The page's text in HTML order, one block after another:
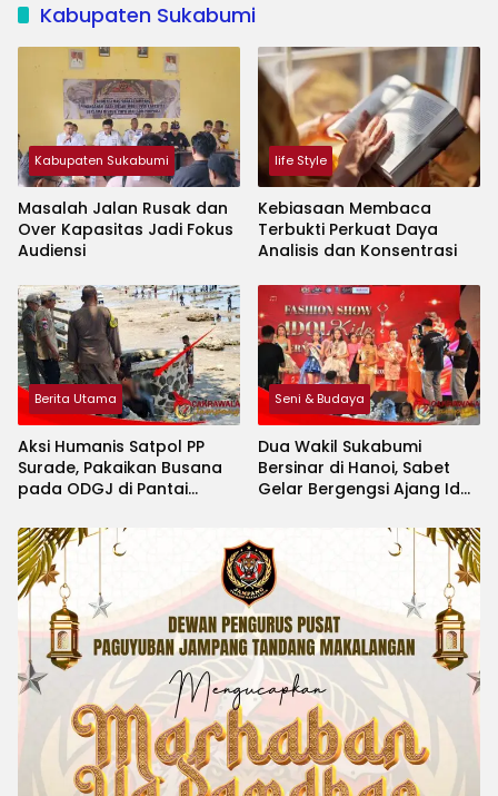
Kabupaten Sukabumi
Kabupaten Sukabumi
Masalah Jalan Rusak dan
Over Kapasitas Jadi Fokus
Audiensi
life Style
Kebiasaan Membaca
Terbukti Perkuat Daya
Analisis dan Konsentrasi
Berita Utama
Aksi Humanis Satpol PP
Surade, Pakaikan Busana
pada ODGJ di Pantai
Seni & Budaya
Dua Wakil Sukabumi
Bersinar di Hanoi, Sabet
Gelar Bergengsi Ajang Idol